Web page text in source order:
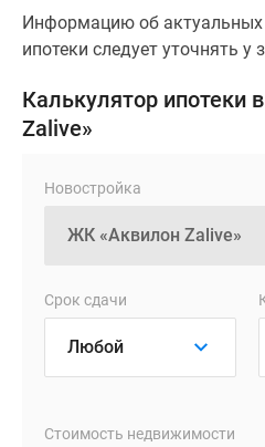
Информацию об актуальных
ипотеки следует уточнять у
Калькулятор ипотеки
Zalive»
Новостройка
Срок сдачи
Стоимость недвижимости